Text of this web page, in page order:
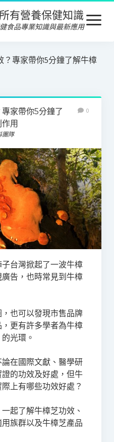
營養保健知識
食品專業知識與最新應用
open
menu
？專家帶你5分鐘了解牛樟
家帶你5分鐘了
用
團隊
0
台灣掀起了一波牛樟
告，也時常見到牛樟
也可以發現市售品牌
更有許多學者為牛樟
光環。
在國際文獻、醫學研
的功效及好處，但牛
上有哪些功效好處？
起了解牛樟芝功效、
族群以及牛樟芝產品